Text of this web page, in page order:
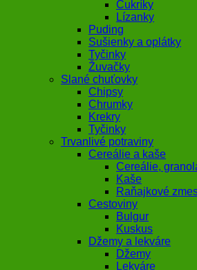
Cukríky
Lízanky
Puding
Sušienky a oplátky
Tyčinky
Žuvačky
Slané chuťovky
Chipsy
Chrumky
Krekry
Tyčinky
Trvanlivé potraviny
Cereálie a kaše
Cereálie,
Kaše
Raňajkové
Cestoviny
Bulgur
Kuskus
Džemy a lekváre
Džemy
Lekváre